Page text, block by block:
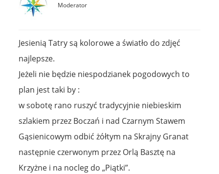
Moderator
Jesienią Tatry są kolorowe a światło do zdjęć
najlepsze.
Jeżeli nie będzie niespodzianek pogodowych to
plan jest taki by :
w sobotę rano ruszyć tradycyjnie niebieskim
szlakiem przez Boczań i nad Czarnym Stawem
Gąsienicowym odbić żółtym na Skrajny Granat
następnie czerwonym przez Orlą Basztę na
Krzyżne i na nocleg do „Piątki”.